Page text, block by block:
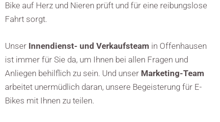
Bike auf Herz und Nieren prüft und für eine reibungslose
Fahrt sorgt.
Unser Innendienst- und Verkaufsteam in Offenhausen
ist immer für Sie da, um Ihnen bei allen Fragen und
Anliegen behilflich zu sein. Und unser Marketing-Team
arbeitet unermüdlich daran, unsere Begeisterung für E-
Bikes mit Ihnen zu teilen.